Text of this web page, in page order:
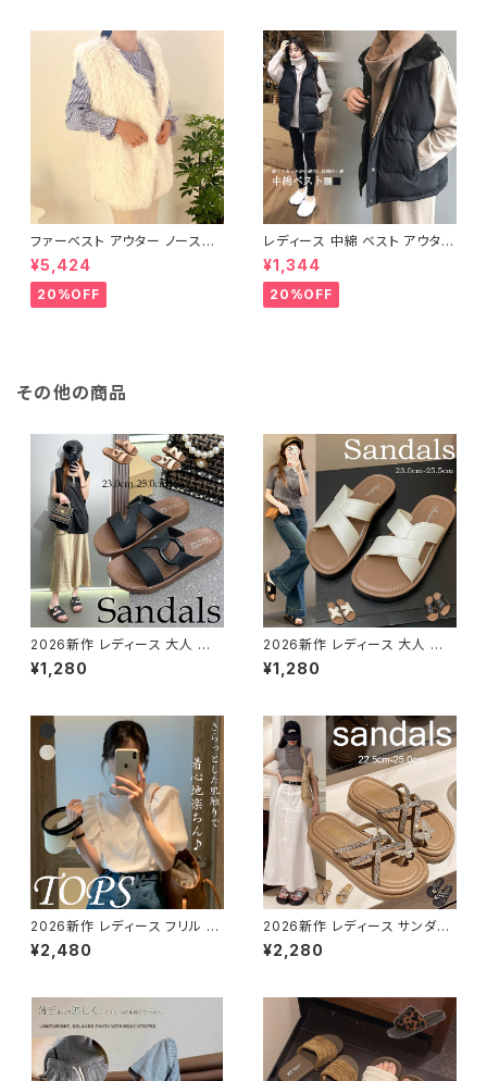
ファーベスト アウター ノースリ
ーブ ショート ベスト 防寒 厚手
ふわふわ ジレ 重ね着
¥5,424
20%OFF
レディース 中綿 ベスト アウター
ノースリーブ ショートベスト 防
寒 軽量 キルティング
¥1,344
20%OFF
その他の商品
2026新作 レディース 大人 軽
量 フラットサンダル 歩きやすい
疲れない おしゃれ アウトドア 通
¥1,280
2026新作 レディース 大人 軽
量 ぺたんこ 歩きやすい 疲れな
い おしゃれ アウトドア 通勤 美
¥1,280
2026新作 レディース フリル 異
素材 半袖 カットソー カジュアル
コーデ デイリーウェア
¥2,480
2026新作 レディース サンダル
厚底 トング ローヒール 蝶 スパ
ンコール 美脚 脚長キラキラ
¥2,280